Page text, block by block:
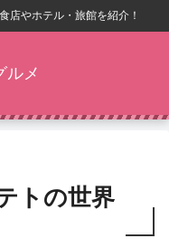
店やホテル・旅館を紹介！
ルメ
トの世界